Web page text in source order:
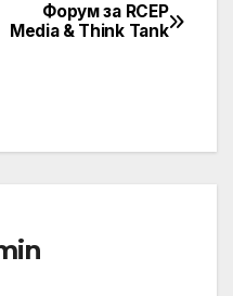
Форум за RCEP
Media & Think Tank